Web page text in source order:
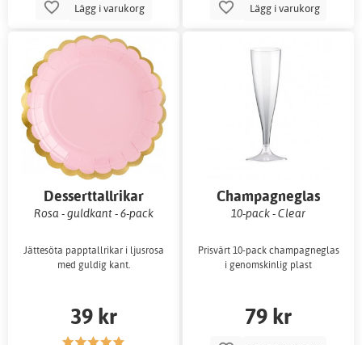
Lägg i varukorg Lägg i varukorg
Desserttallrikar
Rosa - guldkant - 6-pack
Jättesöta papptallrikar i ljusrosa
med guldig kant.
39 kr
Champagneglas
10-pack - Clear
Prisvärt 10-pack champagneglas
i genomskinlig plast
79 kr